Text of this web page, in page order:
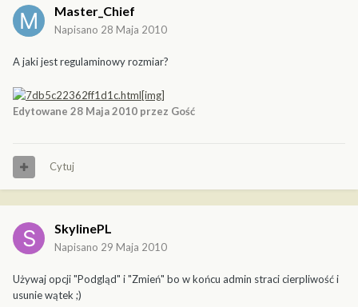
Master_Chief
Napisano 28 Maja 2010
A jaki jest regulaminowy rozmiar?
Edytowane 28 Maja 2010 przez Gość
Cytuj
SkylinePL
Napisano 29 Maja 2010
Używaj opcji "Podgląd" i "Zmień" bo w końcu admin straci cierpliwość i
usunie wątek ;)